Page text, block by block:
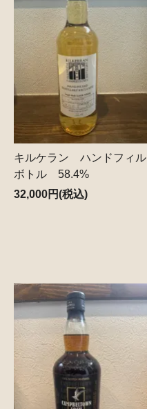
キルケラン ハンドフィル
ボトル 58.4%
32,000円(税込)